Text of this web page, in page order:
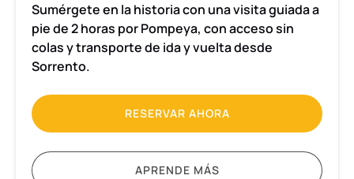
Sumérgete en la historia con una visita guiada a
pie de 2 horas por Pompeya, con acceso sin
colas y transporte de ida y vuelta desde
Sorrento.
RESERVAR AHORA
APRENDE MÁS